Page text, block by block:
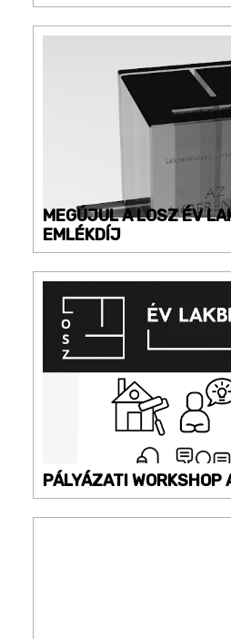
MEGÚJUL A LOSZ ÉV
EMLÉKDÍJ
PÁLYÁZATI WORKSHOP